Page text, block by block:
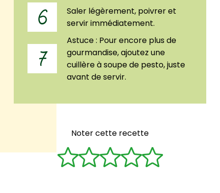
6
Saler légèrement, poivrer et
servir immédiatement.
7
Astuce : Pour encore plus de
gourmandise, ajoutez une
cuillère à soupe de pesto, juste
avant de servir.
Noter cette recette